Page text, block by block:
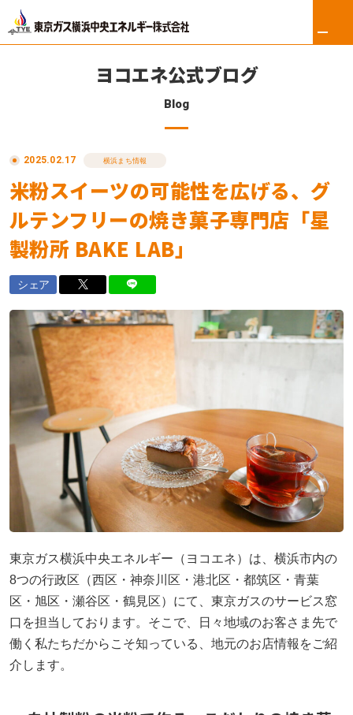
リフォーム
東京ガス修理サービス
東京ガスの電気
ロイヤル会員サービス
法人のお客さま
会社案内
採用情報
ヨコエネ公式ブログ
店舗・事業所案内
お問い合わせ
ヨコエネ公式ブログ
Blog
2025.02.17 横浜まち情報
米粉スイーツの可能性を広げる、グ
ルテンフリーの焼き菓子専門店「星
製粉所 BAKE LAB」
シェア
東京ガス横浜中央エネルギー（ヨコエネ）は、横浜市内の
8つの行政区（西区・神奈川区・港北区・都筑区・青葉
区・旭区・瀬谷区・鶴見区）にて、東京ガスのサービス窓
口を担当しております。そこで、日々地域のお客さま先で
働く私たちだからこそ知っている、地元のお店情報をご紹
介します。